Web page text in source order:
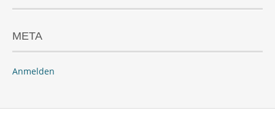
META
Anmelden